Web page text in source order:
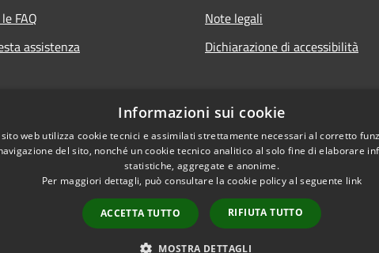
FAQ
assistenza
Note legali
Dichiarazione di accessibilità
Copyright © 2026 • Comune
Informazioni sui cookie
sito web utilizza cookie tecnici e assimilati strettamente necessari al corretto
del sito, nonché un cookie tecnico analitico al solo fine di elaborare
statistiche, aggregate e anonime.
Per maggiori dettagli, può consultare la cookie policy al seguente link
ACCETTA TUTTO RIFIUTA TUTTO
MOSTRA DETTAGLI